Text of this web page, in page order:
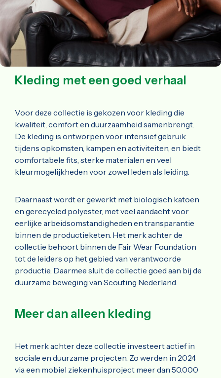
Kleding met een goed verhaal
Voor deze collectie is gekozen voor kleding die
kwaliteit, comfort en duurzaamheid samenbrengt.
De kleding is ontworpen voor intensief gebruik
tijdens opkomsten, kampen en activiteiten, en biedt
comfortabele fits, sterke materialen en veel
kleurmogelijkheden voor zowel leden als leiding.
Daarnaast wordt er gewerkt met biologisch katoen
en gerecycled polyester, met veel aandacht voor
eerlijke arbeidsomstandigheden en transparantie
binnen de productieketen. Het merk achter de
collectie behoort binnen de Fair Wear Foundation
tot de leiders op het gebied van verantwoorde
productie. Daarmee sluit de collectie goed aan bij de
duurzame beweging van Scouting Nederland.
Meer dan alleen kleding
Het merk achter deze collectie investeert actief in
sociale en duurzame projecten. Zo werden in 2024
via een mobiel ziekenhuisproject meer dan 50.000